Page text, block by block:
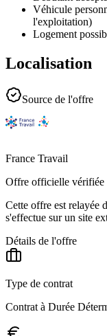
Véhicule
l'exploitation)
Logement
Localisation
Source de l'offre
France Travail
Offre officielle vérifiée
Cette offre est relayée
s'effectue sur un site
Détails de l'offre
Type de contrat
Contrat à Durée